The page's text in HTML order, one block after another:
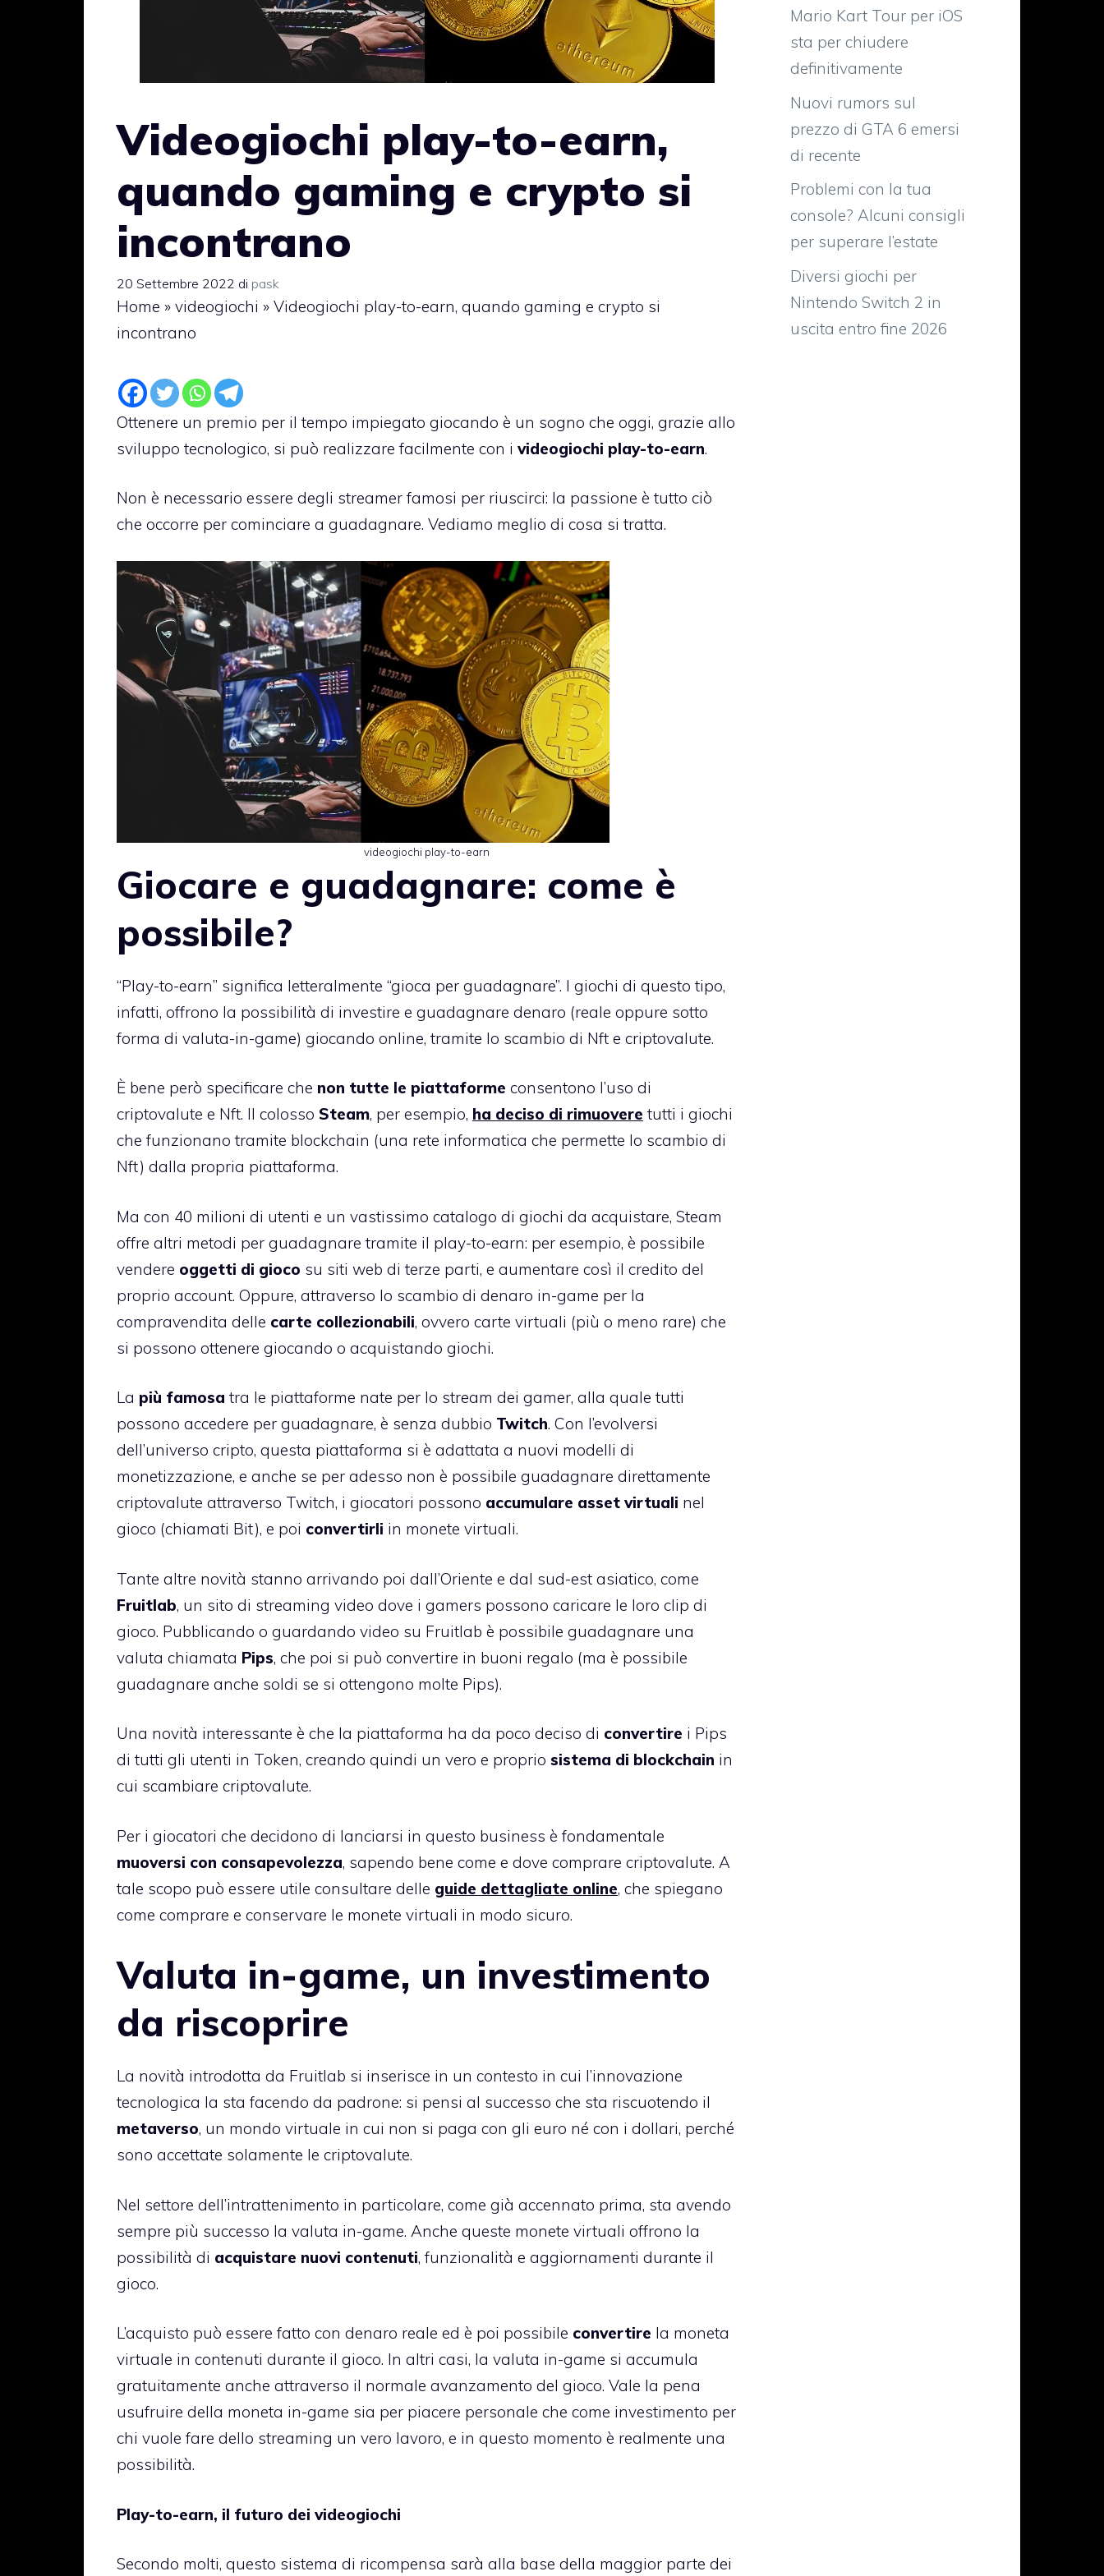
Videogiochi play-to-earn,
quando gaming e crypto si
incontrano
20 Settembre 2022 di pask
Home » videogiochi » Videogiochi play-to-earn, quando gaming e crypto si
incontrano
Ottenere un premio per il tempo impiegato giocando è un sogno che oggi, grazie allo
sviluppo tecnologico, si può realizzare facilmente con i videogiochi play-to-earn.
Non è necessario essere degli streamer famosi per riuscirci: la passione è tutto ciò
che occorre per cominciare a guadagnare. Vediamo meglio di cosa si tratta.
videogiochi play-to-earn
Giocare e guadagnare: come è
possibile?
“Play-to-earn” significa letteralmente “gioca per guadagnare”. I giochi di questo tipo,
infatti, offrono la possibilità di investire e guadagnare denaro (reale oppure sotto
forma di valuta-in-game) giocando online, tramite lo scambio di Nft e criptovalute.
È bene però specificare che non tutte le piattaforme consentono l’uso di
criptovalute e Nft. Il colosso Steam, per esempio, ha deciso di rimuovere tutti i giochi
che funzionano tramite blockchain (una rete informatica che permette lo scambio di
Nft) dalla propria piattaforma.
Ma con 40 milioni di utenti e un vastissimo catalogo di giochi da acquistare, Steam
offre altri metodi per guadagnare tramite il play-to-earn: per esempio, è possibile
vendere oggetti di gioco su siti web di terze parti, e aumentare così il credito del
proprio account. Oppure, attraverso lo scambio di denaro in-game per la
compravendita delle carte collezionabili, ovvero carte virtuali (più o meno rare) che
si possono ottenere giocando o acquistando giochi.
La più famosa tra le piattaforme nate per lo stream dei gamer, alla quale tutti
possono accedere per guadagnare, è senza dubbio Twitch. Con l’evolversi
dell’universo cripto, questa piattaforma si è adattata a nuovi modelli di
monetizzazione, e anche se per adesso non è possibile guadagnare direttamente
criptovalute attraverso Twitch, i giocatori possono accumulare asset virtuali nel
gioco (chiamati Bit), e poi convertirli in monete virtuali.
Tante altre novità stanno arrivando poi dall’Oriente e dal sud-est asiatico, come
Fruitlab, un sito di streaming video dove i gamers possono caricare le loro clip di
gioco. Pubblicando o guardando video su Fruitlab è possibile guadagnare una
valuta chiamata Pips, che poi si può convertire in buoni regalo (ma è possibile
guadagnare anche soldi se si ottengono molte Pips).
Una novità interessante è che la piattaforma ha da poco deciso di convertire i Pips
di tutti gli utenti in Token, creando quindi un vero e proprio sistema di blockchain in
cui scambiare criptovalute.
Per i giocatori che decidono di lanciarsi in questo business è fondamentale
muoversi con consapevolezza, sapendo bene come e dove comprare criptovalute. A
tale scopo può essere utile consultare delle guide dettagliate online, che spiegano
come comprare e conservare le monete virtuali in modo sicuro.
Valuta in-game, un investimento
da riscoprire
La novità introdotta da Fruitlab si inserisce in un contesto in cui l’innovazione
tecnologica la sta facendo da padrone: si pensi al successo che sta riscuotendo il
metaverso, un mondo virtuale in cui non si paga con gli euro né con i dollari, perché
sono accettate solamente le criptovalute.
Nel settore dell’intrattenimento in particolare, come già accennato prima, sta avendo
sempre più successo la valuta in-game. Anche queste monete virtuali offrono la
possibilità di acquistare nuovi contenuti, funzionalità e aggiornamenti durante il
gioco.
L’acquisto può essere fatto con denaro reale ed è poi possibile convertire la moneta
virtuale in contenuti durante il gioco. In altri casi, la valuta in-game si accumula
gratuitamente anche attraverso il normale avanzamento del gioco. Vale la pena
usufruire della moneta in-game sia per piacere personale che come investimento per
chi vuole fare dello streaming un vero lavoro, e in questo momento è realmente una
possibilità.
Play-to-earn, il futuro dei videogiochi
Secondo molti, questo sistema di ricompensa sarà alla base della maggior parte dei
Mario Kart Tour per iOS
sta per chiudere
definitivamente
Nuovi rumors sul
prezzo di GTA 6 emersi
di recente
Problemi con la tua
console? Alcuni consigli
per superare l’estate
Diversi giochi per
Nintendo Switch 2 in
uscita entro fine 2026